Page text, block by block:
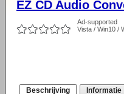
EZ CD Audio
Ad-supported
Vista / Win10 /
Beschrijving Informatie